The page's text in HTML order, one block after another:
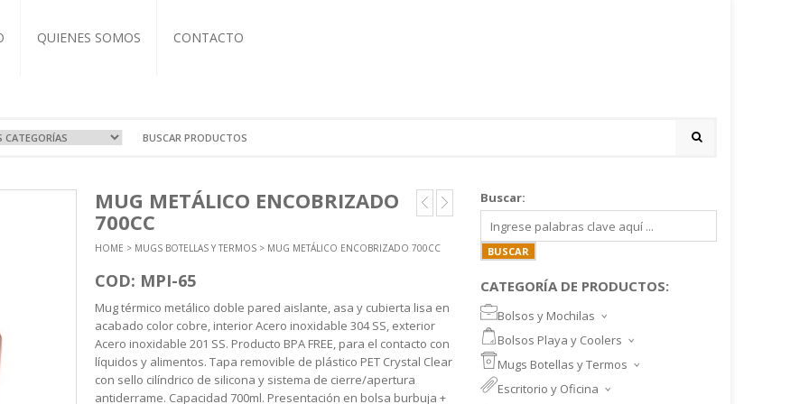
QUIENES SOMOS CONTACTO
Y VIAJE
Y TERMOS
ECO
MUG METÁLICO ENCOBRIZADO
700CC
HOME > MUGS BOTELLAS Y TERMOS> MUG METÁLICO ENCOBRIZADO 700CC
COD: MPI-65
Mug térmico metálico doble pared aislante, asa y cubierta lisa en
acabado color cobre, interior Acero inoxidable 304 SS, exterior
Acero inoxidable 201 SS. Producto BPA FREE, para el contacto con
líquidos y alimentos. Tapa removible de plástico PET Crystal Clear
con sello cilíndrico de silicona y sistema de cierre/apertura
antiderrame. Capacidad 700ml. Presentación en bolsa burbuja +
Buscar:
CATEGORÍA DE PRODUCTOS:
Bolsos y Mochilas
MOCHILAS DEPORTIVAS
MOCHILAS NOTEBOOK
MALETINES Y FUNDAS
Bolsos Playa y Coolers
BOLSOS DE PLAYA
COOLERS
MORRALES
Mugs Botellas y Termos
MUGS
TAZA DE VIDRIO
Escritorio y Oficina